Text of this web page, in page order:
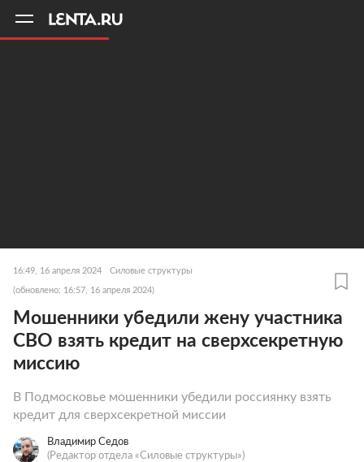
16:49, 16 апреля 2024 Силовые структуры
(обновлено: 16:57, 16 апреля 2024)
Мошенники убедили жену участника
СВО взять кредит на сверхсекретную
миссию
В Подмосковье мошенники убедили россиянку взять
кредит для сверхсекретной миссии
Владимир Седов
(Редактор отдела «Силовые структуры»)